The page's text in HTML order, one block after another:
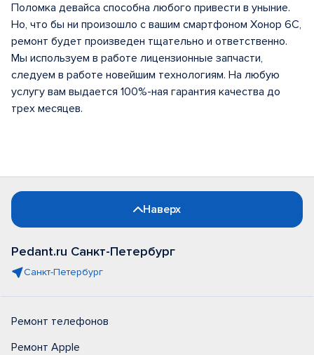
Поломка девайса способна любого привести в уныние.
Но, что бы ни произошло с вашим смартфоном Хонор 6С,
ремонт будет произведен тщательно и ответственно.
Мы используем в работе лицензионные запчасти,
следуем в работе новейшим технологиям. На любую
услугу вам выдается 100%-ная гарантия качества до
трех месяцев.
Наверх
Pedant.ru Санкт-Петербург
Санкт-Петербург
Ремонт телефонов
Ремонт Apple